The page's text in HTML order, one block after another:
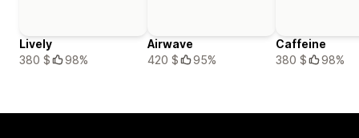
Lively
380 $
98%
Airwave
420 $
95%
Caffeine
380 $
98%